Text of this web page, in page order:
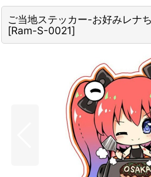
ご当地ステッカー-お好みレナ
[Ram-S-0021]